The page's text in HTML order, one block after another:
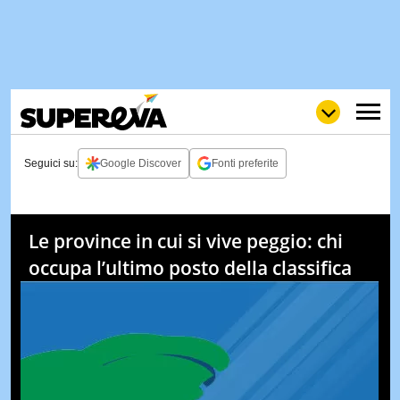
NEWS
VIDEO
Seguici su: Google Discover Fonti preferite
Le province in cui si vive peggio: chi
occupa l’ultimo posto della classifica